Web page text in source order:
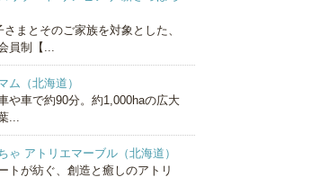
まとそのご家族を対象とした、
員制【...
（北海道）
や車で約90分。約1,000haの広大
...
ゃ アトリエマーブル（北海道）
トが紡ぐ、創造と癒しのアトリ